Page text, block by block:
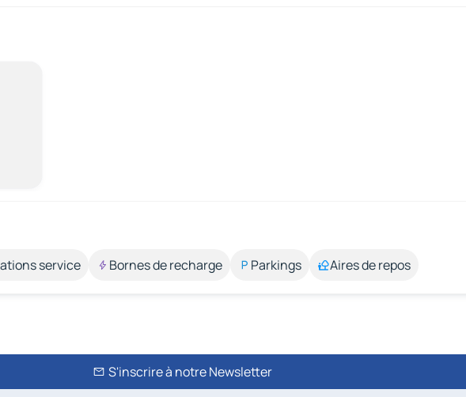
service Bornes de recharge Parkings Aires de repos
S'inscrire à notre Newsletter